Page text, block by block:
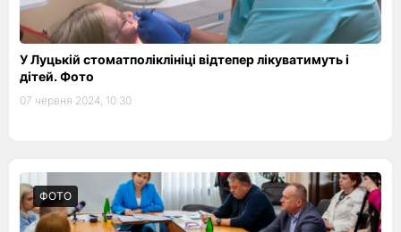
У Луцькій стоматполіклініці відтепер лікуватимуть і
дітей. Фото
07 червня 2024, 10:30
ФОТО